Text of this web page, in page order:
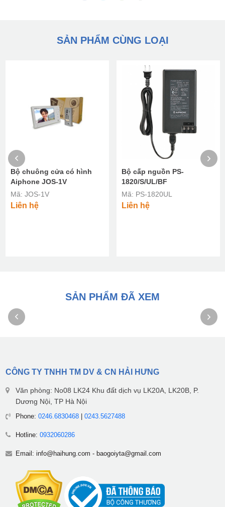
SẢN PHẨM CÙNG LOẠI
Bộ chuông cửa có hình
Aiphone JOS-1V
Mã: JOS-1V
Liên hệ
Bộ cấp nguồn PS-
1820/S/UL/BF
Mã: PS-1820UL
Liên hệ
SẢN PHẨM ĐÃ XEM
CÔNG TY TNHH TM DV & CN HẢI HƯNG
Văn phòng: No08 LK24 Khu đất dịch vụ LK20A, LK20B, P.
Dương Nội, TP Hà Nội
Phone: 0246.6830468| 0243.5627488
Hotline: 0932060286
Email: info@haihung.com - baogoiyta@gmail.com